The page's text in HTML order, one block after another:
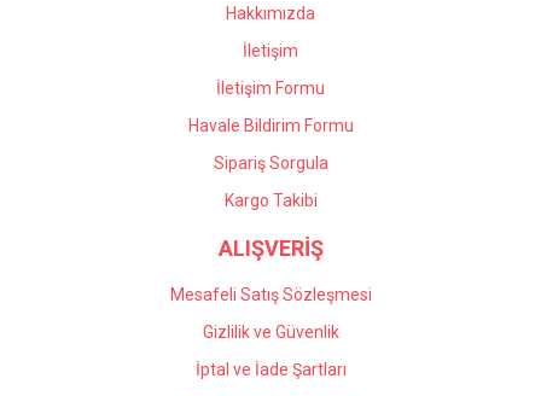
Gönder
Hakkımızda
İletişim
İletişim Formu
Havale Bildirim Formu
Sipariş Sorgula
Kargo Takibi
ALIŞVERİŞ
Mesafeli Satış Sözleşmesi
Gizlilik ve Güvenlik
İptal ve İade Şartları